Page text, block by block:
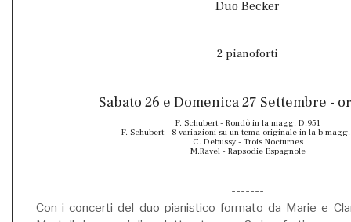
Duo Becker
2 pianoforti
Sabato 26 e Domenica 27 Settembre -
F. Schubert - Rondò in la magg. D.951
F. Schubert - 8 variazioni su un tema originale in la b magg.
C. Debussy - Trois Nocturnes
M.Ravel - Rapsodie Espagnole
-------
Con i concerti del duo pianistico formato da Marie e